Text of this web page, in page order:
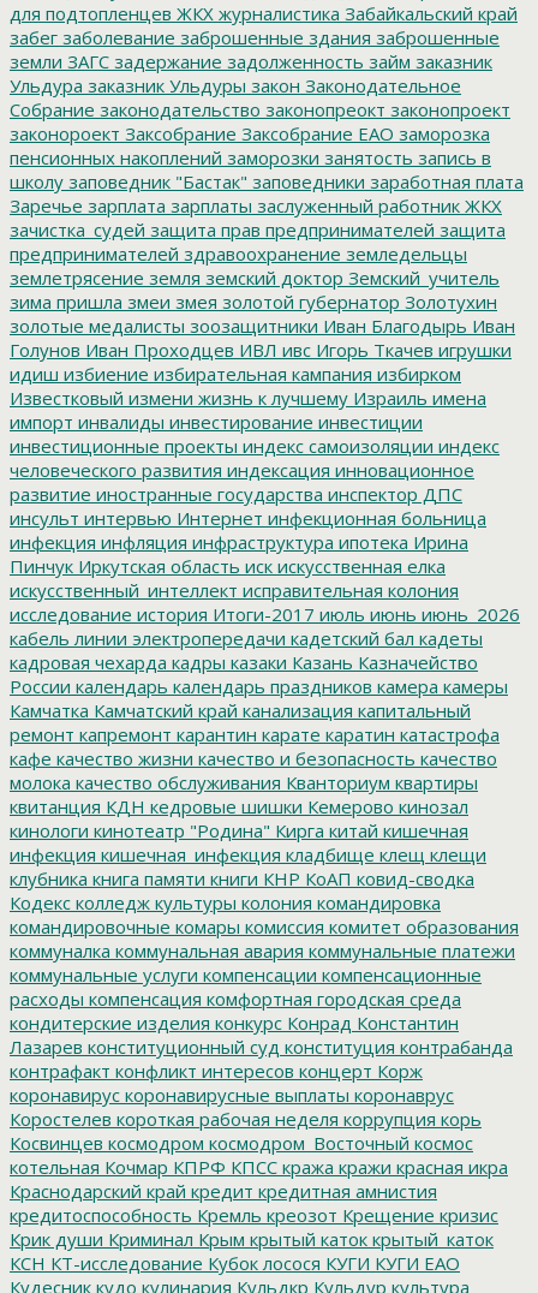
для подтопленцев ЖКХ журналистика Забайкальский край
забег заболевание заброшенные здания заброшенные
земли ЗАГС задержание задолженность займ заказник
Ульдура заказник Ульдуры закон Законодательное
Собрание законодательство законопреокт законопроект
законороект Заксобрание Заксобрание ЕАО заморозка
пенсионных накоплений заморозки занятость запись в
школу заповедник "Бастак" заповедники заработная плата
Заречье зарплата зарплаты заслуженный работник ЖКХ
зачистка_судей защита прав предпринимателей защита
предпринимателей здравоохранение земледельцы
землетрясение земля земский доктор Земский_учитель
зима пришла змеи змея золотой губернатор Золотухин
золотые медалисты зоозащитники Иван Благодырь Иван
Голунов Иван Проходцев ИВЛ ивс Игорь Ткачев игрушки
идиш избиение избирательная кампания избирком
Известковый измени жизнь к лучшему Израиль имена
импорт инвалиды инвестирование инвестиции
инвестиционные проекты индекс самоизоляции индекс
человеческого развития индексация инновационное
развитие иностранные государства инспектор ДПС
инсульт интервью Интернет инфекционная больница
инфекция инфляция инфраструктура ипотека Ирина
Пинчук Иркутская область иск искусственная елка
искусственный_интеллект исправительная колония
исследование история Итоги-2017 июль июнь июнь_2026
кабель линии электропередачи кадетский бал кадеты
кадровая чехарда кадры казаки Казань Казначейство
России календарь календарь праздников камера камеры
Камчатка Камчатский край канализация капитальный
ремонт капремонт карантин карате каратин катастрофа
кафе качество жизни качество и безопасность качество
молока качество обслуживания Кванториум квартиры
квитанция КДН кедровые шишки Кемерово кинозал
кинологи кинотеатр "Родина" Кирга китай кишечная
инфекция кишечная_инфекция кладбище клещ клещи
клубника книга памяти книги КНР КоАП ковид-сводка
Кодекс колледж культуры колония командировка
командировочные комары комиссия комитет образования
коммуналка коммунальная авария коммунальные платежи
коммунальные услуги компенсации компенсационные
расходы компенсация комфортная городская среда
кондитерские изделия конкурс Конрад Константин
Лазарев конституционный суд конституция контрабанда
контрафакт конфликт интересов концерт Корж
коронавирус коронавирусные выплаты коронаврус
Коростелев короткая рабочая неделя коррупция корь
Косвинцев космодром космодром_Восточный космос
котельная Кочмар КПРФ КПСС кража кражи красная икра
Краснодарский край кредит кредитная амнистия
кредитоспособность Кремль креозот Крещение кризис
Крик души Криминал Крым крытый каток крытый_каток
КСН КТ-исследование Кубок лосося КУГИ КУГИ ЕАО
Кудесник кудо кулинария Кульдкр Кульдур культура